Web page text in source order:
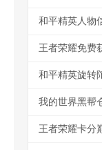
和平精英人物
王者荣耀免费